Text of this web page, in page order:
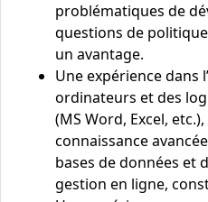
problématiques de
questions de
un avantage.
Une expérience dans
ordinateurs et des
(MS Word, Excel,
connaissance
bases de données et
gestion en ligne,